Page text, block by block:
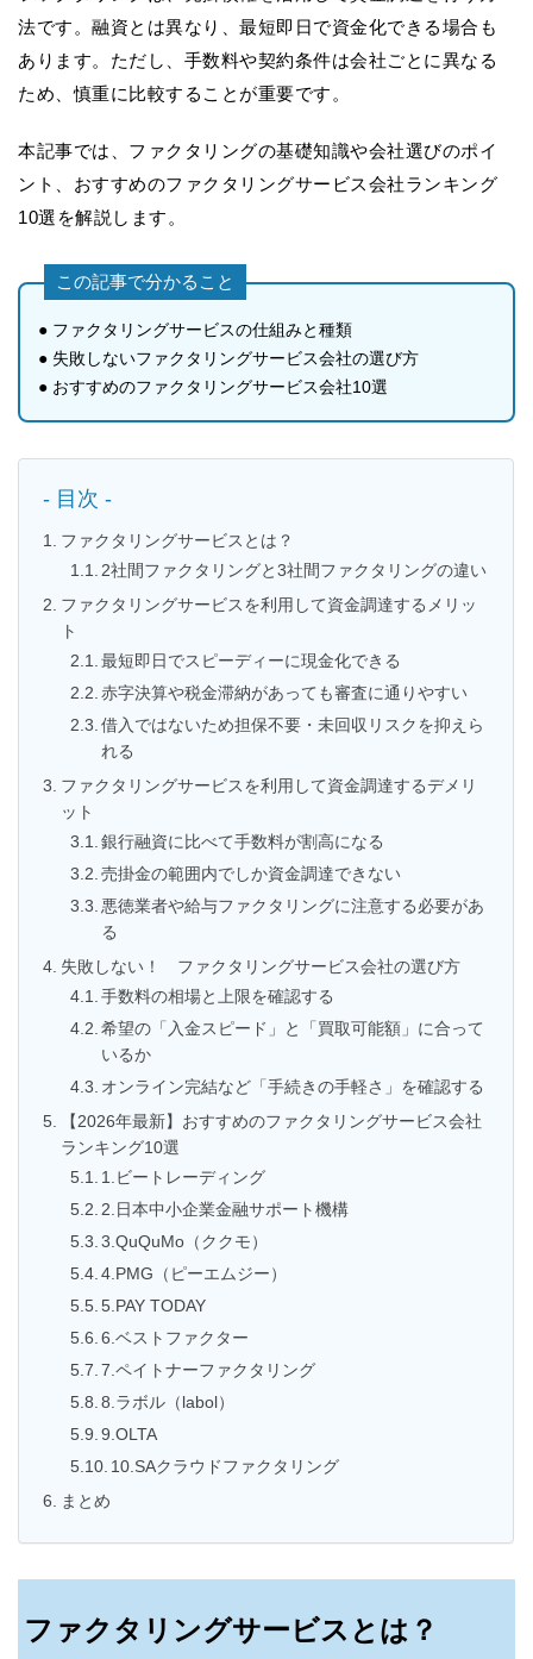
法です。融資とは異なり、最短即日で資金化できる場合も
あります。ただし、手数料や契約条件は会社ごとに異なる
ため、慎重に比較することが重要です。
本記事では、ファクタリングの基礎知識や会社選びのポイ
ント、おすすめのファクタリングサービス会社ランキング
10選を解説します。
この記事で分かること
● ファクタリングサービスの仕組みと種類
● 失敗しないファクタリングサービス会社の選び方
● おすすめのファクタリングサービス会社10選
- 目次 -
ファクタリングサービスとは？
2社間ファクタリングと3社間ファクタリングの違い
ファクタリングサービスを利用して資金調達するメリッ
ト
最短即日でスピーディーに現金化できる
赤字決算や税金滞納があっても審査に通りやすい
借入ではないため担保不要・未回収リスクを抑えら
れる
ファクタリングサービスを利用して資金調達するデメリ
ット
銀行融資に比べて手数料が割高になる
売掛金の範囲内でしか資金調達できない
悪徳業者や給与ファクタリングに注意する必要があ
る
失敗しない！ ファクタリングサービス会社の選び方
手数料の相場と上限を確認する
希望の「入金スピード」と「買取可能額」に合って
いるか
オンライン完結など「手続きの手軽さ」を確認する
【2026年最新】おすすめのファクタリングサービス会社
ランキング10選
1.ビートレーディング
2.日本中小企業金融サポート機構
3.QuQuMo（ククモ）
4.PMG（ピーエムジー）
5.PAY TODAY
6.ベストファクター
7.ペイトナーファクタリング
8.ラボル（labol）
9.OLTA
10.SAクラウドファクタリング
まとめ
ファクタリングサービスとは？